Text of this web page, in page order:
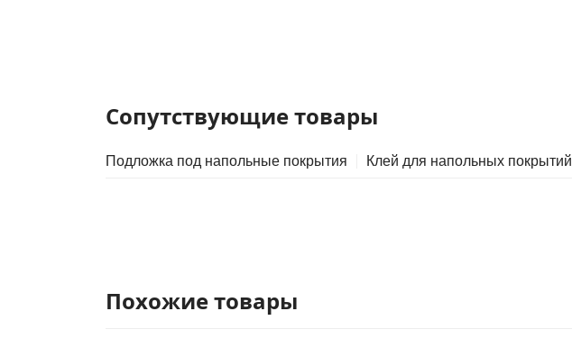
Сопутствующие товары
Подложка под напольные покрытия Клей для напольных покрытий
Похожие товары